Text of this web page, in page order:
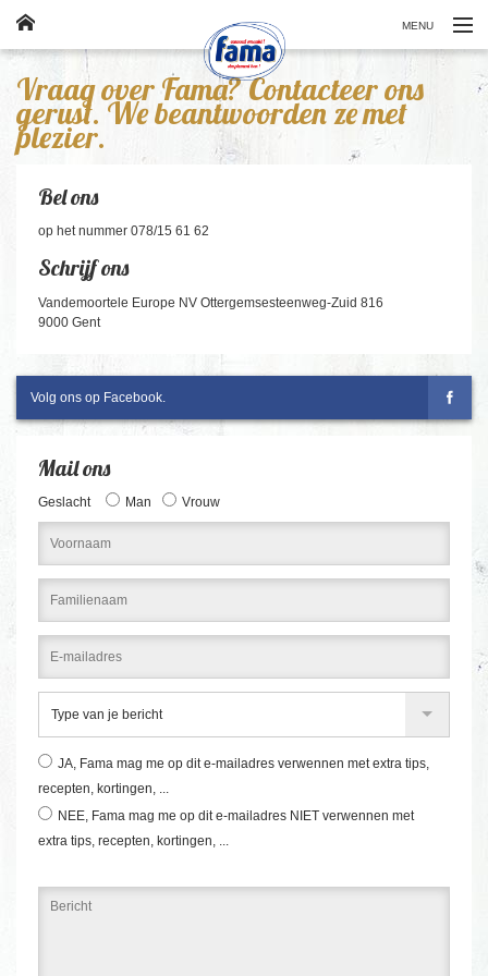
MENU
Klassiekers
Producten
Contact
Vraag over Fama? Contacteer ons
gerust. We beantwoorden ze met
plezier.
Bel ons
op het nummer 078/15 61 62
Schrijf ons
Vandemoortele Europe NV Ottergemsesteenweg-Zuid 816
9000 Gent
Volg ons op Facebook.
Mail ons
Geslacht Man Vrouw
Type van je bericht
JA , Fama mag me op dit e-mailadres verwennen met extra tips,
recepten, kortingen, ...
NEE, Fama mag me op dit e-mailadres NIET verwennen met
extra tips, recepten, kortingen, ...